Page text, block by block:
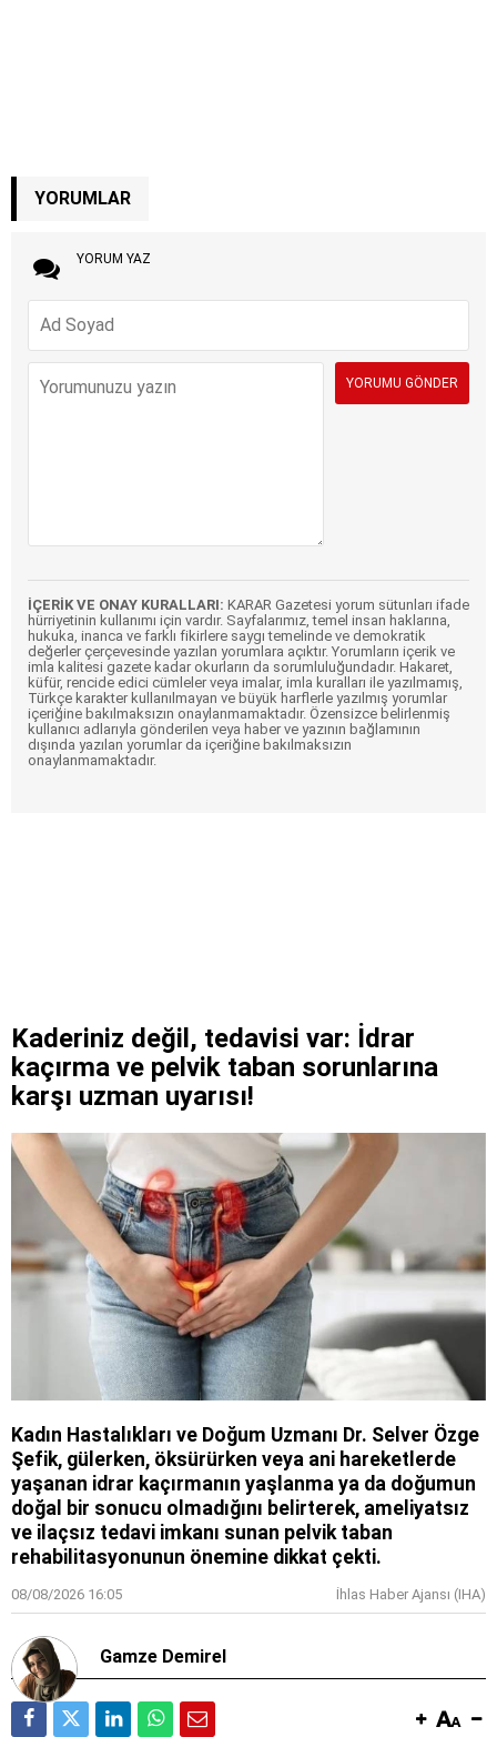
YORUMLAR
YORUM YAZ
İÇERİK VE ONAY KURALLARI: KARAR Gazetesi yorum sütunları ifade
hürriyetinin kullanımı için vardır. Sayfalarımız, temel insan haklarına,
hukuka, inanca ve farklı fikirlere saygı temelinde ve demokratik
değerler çerçevesinde yazılan yorumlara açıktır. Yorumların içerik ve
imla kalitesi gazete kadar okurların da sorumluluğundadır. Hakaret,
küfür, rencide edici cümleler veya imalar, imla kuralları ile yazılmamış,
Türkçe karakter kullanılmayan ve büyük harflerle yazılmış yorumlar
içeriğine bakılmaksızın onaylanmamaktadır. Özensizce belirlenmiş
kullanıcı adlarıyla gönderilen veya haber ve yazının bağlamının
dışında yazılan yorumlar da içeriğine bakılmaksızın
onaylanmamaktadır.
Kaderiniz değil, tedavisi var: İdrar
kaçırma ve pelvik taban sorunlarına
karşı uzman uyarısı!
Kadın Hastalıkları ve Doğum Uzmanı Dr. Selver Özge
Şefik, gülerken, öksürürken veya ani hareketlerde
yaşanan idrar kaçırmanın yaşlanma ya da doğumun
doğal bir sonucu olmadığını belirterek, ameliyatsız
ve ilaçsız tedavi imkanı sunan pelvik taban
rehabilitasyonunun önemine dikkat çekti.
08/08/2026 16:05 İhlas Haber Ajansı (IHA)
Gamze Demirel